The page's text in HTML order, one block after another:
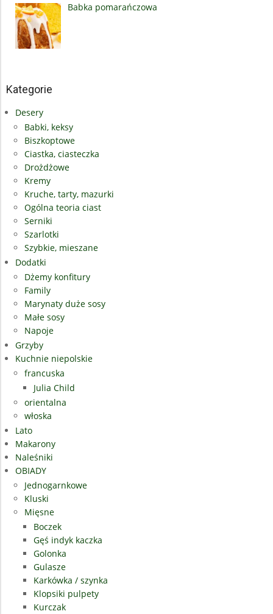
Babka pomarańczowa
Kategorie
Desery
Babki, keksy
Biszkoptowe
Ciastka, ciasteczka
Drożdżowe
Kremy
Kruche, tarty, mazurki
Ogólna teoria ciast
Serniki
Szarlotki
Szybkie, mieszane
Dodatki
Dżemy konfitury
Family
Marynaty duże sosy
Małe sosy
Napoje
Grzyby
Kuchnie niepolskie
francuska
Julia Child
orientalna
włoska
Lato
Makarony
Naleśniki
OBIADY
Jednogarnkowe
Kluski
Mięsne
Boczek
Gęś indyk kaczka
Golonka
Gulasze
Karkówka / szynka
Klopsiki pulpety
Kurczak